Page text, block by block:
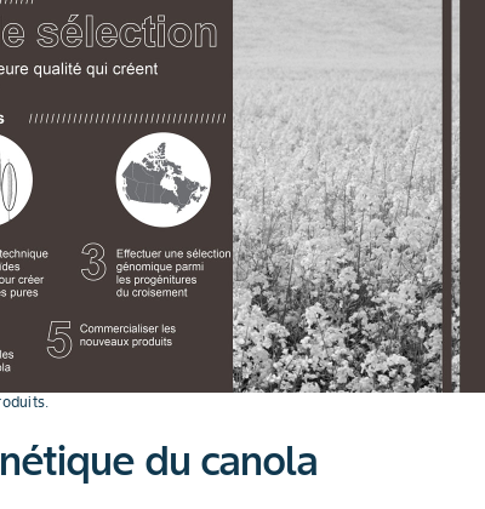
du canola